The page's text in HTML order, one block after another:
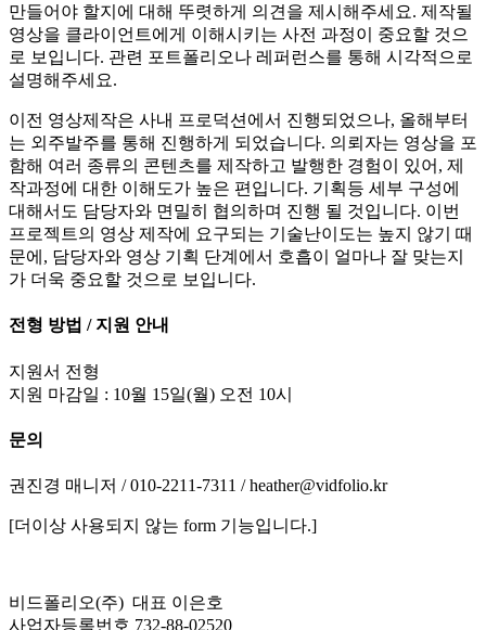
만들어야 할지에 대해 뚜렷하게 의견을 제시해주세요. 제작될
영상을 클라이언트에게 이해시키는 사전 과정이 중요할 것으
로 보입니다. 관련 포트폴리오나 레퍼런스를 통해 시각적으로
설명해주세요.
이전 영상제작은 사내 프로덕션에서 진행되었으나, 올해부터
는 외주발주를 통해 진행하게 되었습니다. 의뢰자는 영상을 포
함해 여러 종류의 콘텐츠를 제작하고 발행한 경험이 있어, 제
작과정에 대한 이해도가 높은 편입니다. 기획등 세부 구성에
대해서도 담당자와 면밀히 협의하며 진행 될 것입니다. 이번
프로젝트의 영상 제작에 요구되는 기술난이도는 높지 않기 때
문에, 담당자와 영상 기획 단계에서 호흡이 얼마나 잘 맞는지
가 더욱 중요할 것으로 보입니다.
전형 방법 / 지원 안내
지원서 전형
지원 마감일 : 10월 15일(월) 오전 10시
문의
권진경 매니저 / 010-2211-7311 / heather@vidfolio.kr
[더이상 사용되지 않는 form 기능입니다.]
비드폴리오(주) 대표 이은호
사업자등록번호 732-88-02520